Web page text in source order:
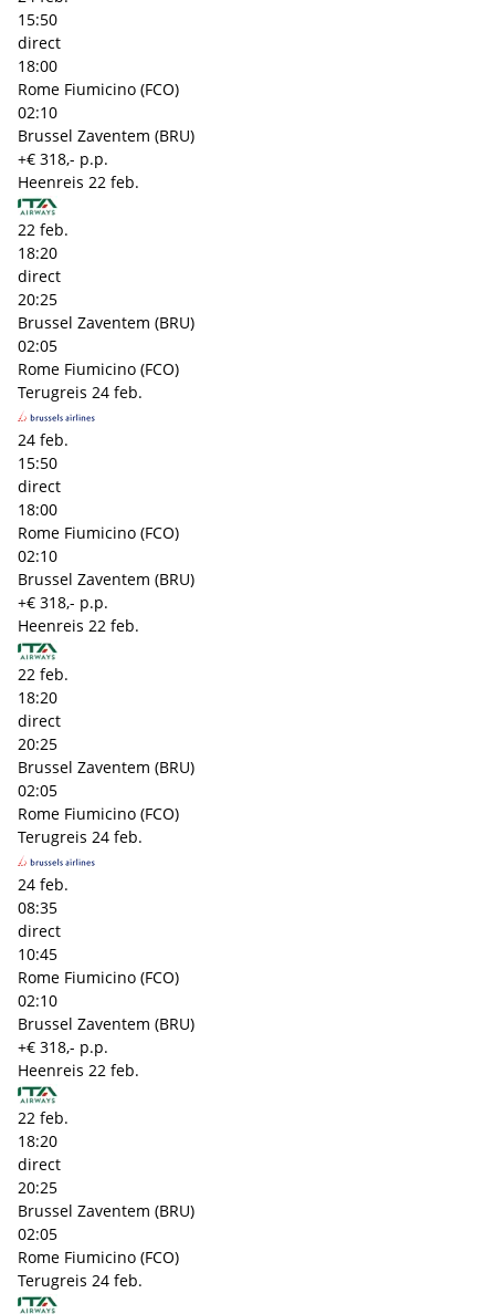
15:50
direct
18:00
Rome Fiumicino (FCO)
02:10
Brussel Zaventem (BRU)
+€ 318,- p.p.
Heenreis 22 feb.
22 feb.
18:20
direct
20:25
Brussel Zaventem (BRU)
02:05
Rome Fiumicino (FCO)
Terugreis 24 feb.
24 feb.
15:50
direct
18:00
Rome Fiumicino (FCO)
02:10
Brussel Zaventem (BRU)
+€ 318,- p.p.
Heenreis 22 feb.
22 feb.
18:20
direct
20:25
Brussel Zaventem (BRU)
02:05
Rome Fiumicino (FCO)
Terugreis 24 feb.
24 feb.
08:35
direct
10:45
Rome Fiumicino (FCO)
02:10
Brussel Zaventem (BRU)
+€ 318,- p.p.
Heenreis 22 feb.
22 feb.
18:20
direct
20:25
Brussel Zaventem (BRU)
02:05
Rome Fiumicino (FCO)
Terugreis 24 feb.